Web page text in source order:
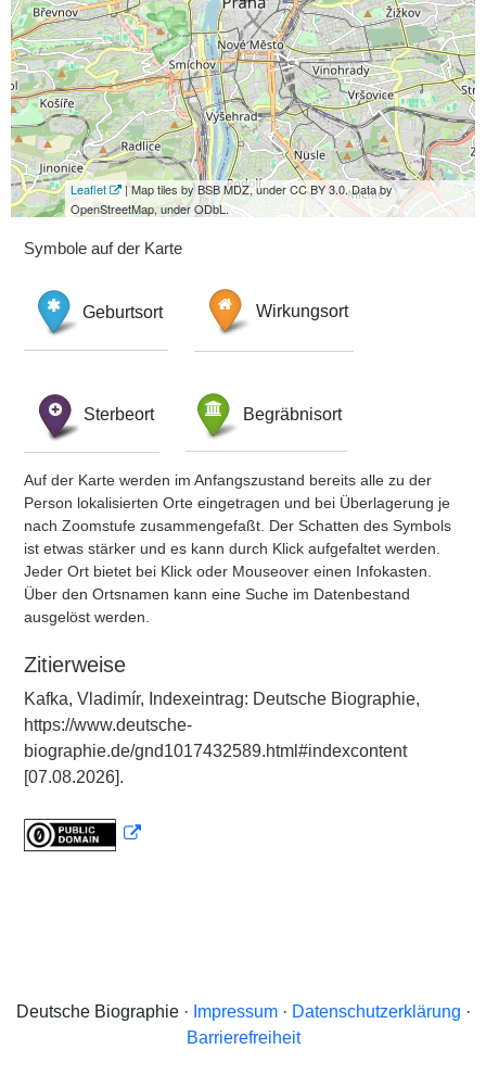
Leaflet
| Map tiles by BSB MDZ, under CC BY 3.0. Data by
OpenStreetMap, under ODbL.
Symbole auf der Karte
Geburtsort Wirkungsort
Sterbeort Begräbnisort
Auf der Karte werden im Anfangszustand bereits alle zu der
Person lokalisierten Orte eingetragen und bei Überlagerung je
nach Zoomstufe zusammengefaßt. Der Schatten des Symbols
ist etwas stärker und es kann durch Klick aufgefaltet werden.
Jeder Ort bietet bei Klick oder Mouseover einen Infokasten.
Über den Ortsnamen kann eine Suche im Datenbestand
ausgelöst werden.
Zitierweise
Kafka, Vladimír, Indexeintrag: Deutsche Biographie,
https://www.deutsche-
biographie.de/gnd1017432589.html#indexcontent
[07.08.2026].
Deutsche Biographie · Impressum· Datenschutzerklärung ·
Barrierefreiheit